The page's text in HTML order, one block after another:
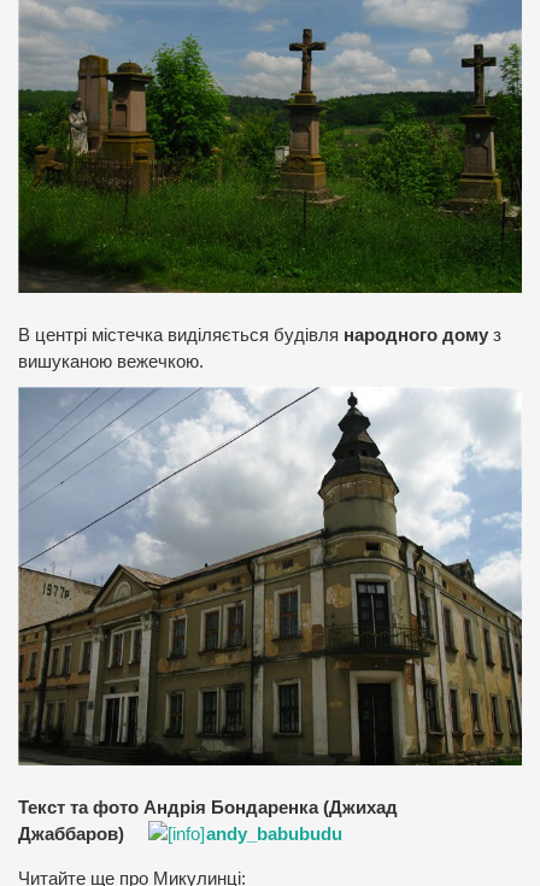
В центрі містечка виділяється будівля народного дому з
вишуканою вежечкою.
Текст та фото Андрія Бондаренка (Джихад
Джаббаров)
andy_babubudu
Читайте ще про Микулинці: